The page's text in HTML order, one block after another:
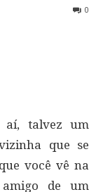
0
aí, talvez um
que se
você vê na
de um